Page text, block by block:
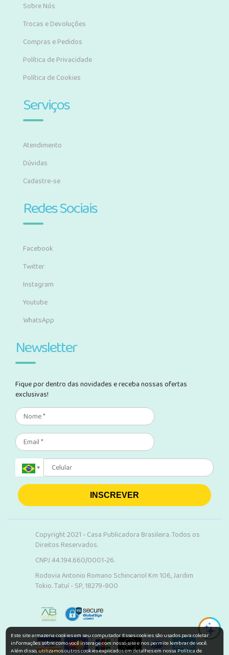
Sobre Nós
Trocas e Devoluções
Compras e Pedidos
Política de Privacidade
Política de Cookies
Serviços
Atendimento
Dúvidas
Cadastre-se
Redes Sociais
Facebook
Twitter
Instagram
Youtube
WhatsApp
Newsletter
Fique por dentro das novidades e receba nossas ofertas
exclusivas!
INSCREVER
Copyright 2021 - Casa Publicadora Brasileira. Todos os
Direitos Reservados.
CNPJ 44.194.660/0001-26.
Rodovia Antonio Romano Schincariol Km 106, Jardim
Tokio. Tatuí - SP, 18279-900
Este site armazena cookies em seu computador. Esses cookies são usados para coletar
informações sobre como você interage com nosso site e nos permite lembrar de você.
Além disso, utilizamos outros cookies explicados em detalhes em nossa Política de